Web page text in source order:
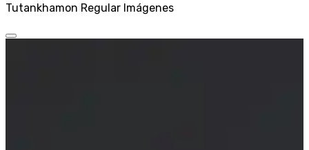
Tutankhamon Regular Imágenes